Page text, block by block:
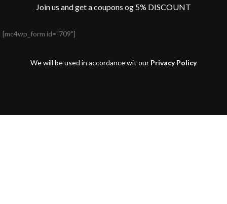
Join us and get a coupons og 5% DISCOUNT
[mc4wp_form id="709"]
We will be used in accordance wit our Privacy Policy